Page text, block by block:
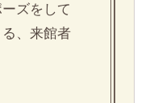
ズをして
、来館者